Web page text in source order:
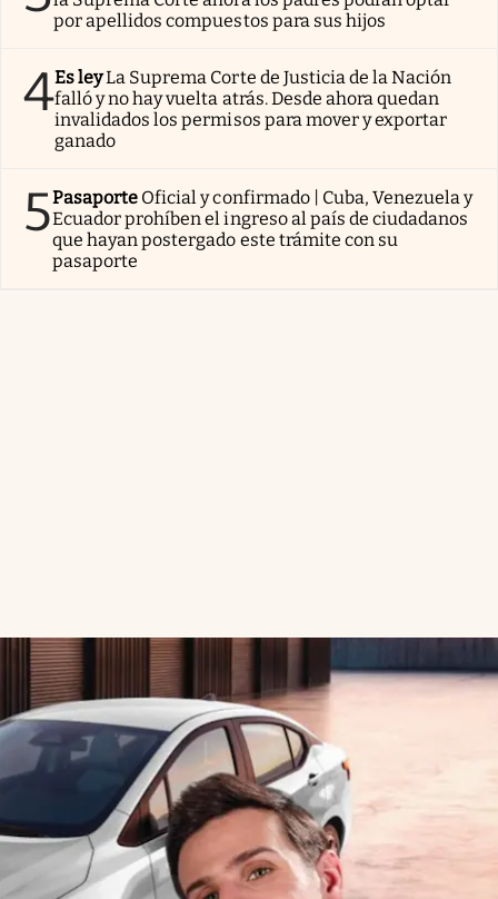
por apellidos compuestos para sus hijos
4Es leyLa Suprema Corte de Justicia de la Nación
falló y no hay vuelta atrás. Desde ahora quedan
invalidados los permisos para mover y exportar
ganado
5Pasaporte Oficial y confirmado | Cuba, Venezuela y
Ecuador prohíben el ingreso al país de ciudadanos
que hayan postergado este trámite con su
pasaporte